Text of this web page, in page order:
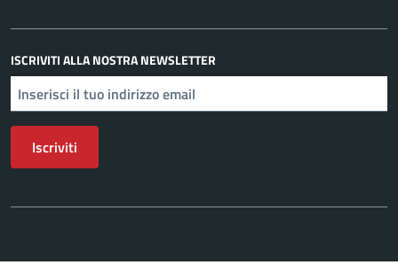
ISCRIVITI ALLA NOSTRA NEWSLETTER